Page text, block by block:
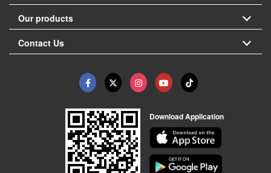
Our products
Contact Us
Download Application